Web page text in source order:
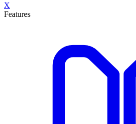
X
Features